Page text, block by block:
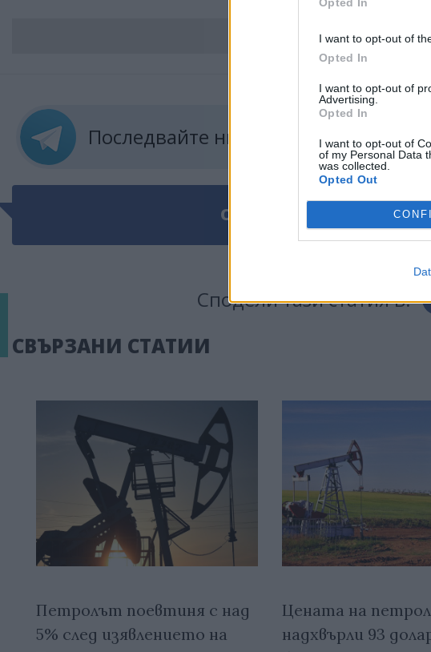
I want to opt-out of
Opted In
I want to opt-out of
Advertising.
Opted In
I want to opt-out of
of my Personal Data
was collected.
Opted Out
ВСИЧКИ
Последвайте ни в ТЕЛЕГРАМ
ОЩЕ ПО ТЕМАТА ВЪВ
Сподели тази статия в:
СВЪРЗАНИ СТАТИИ
Петролът поевтиня с над
5% след изявлението на
Цената на
надхвърли 93